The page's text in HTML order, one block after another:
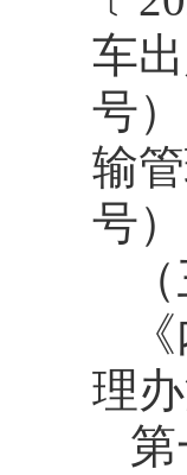
车
号
输
号）
理